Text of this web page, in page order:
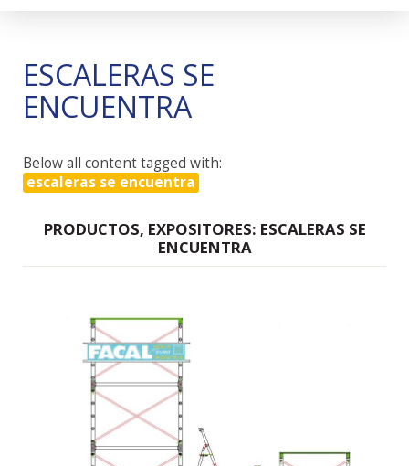
ESCALERAS SE
ENCUENTRA
Below all content tagged with:
escaleras se encuentra
PRODUCTOS, EXPOSITORES: ESCALERAS SE
ENCUENTRA